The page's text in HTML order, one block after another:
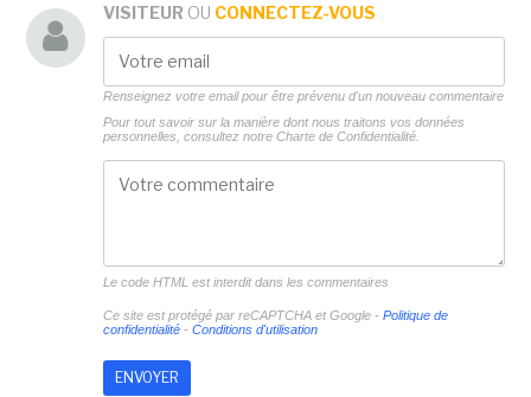
VISITEUR OU CONNECTEZ-VOUS
Renseignez votre email pour être prévenu d'un nouveau commentaire
Pour tout savoir sur la manière dont nous traitons vos données
personnelles, consultez notre Charte de Confidentialité.
Le code HTML est interdit dans les commentaires
Ce site est protégé par reCAPTCHA et Google - Politique de
confidentialité- Conditions d'utilisation